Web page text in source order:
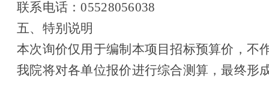
联系电话：05528056038
五、特别说明
本次询价仅用于编制本项目招标预算价，不
我院将对各单位报价进行综合测算，最终形